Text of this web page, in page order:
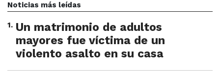
Noticias más leídas
1. Un matrimonio de adultos
mayores fue víctima de un
violento asalto en su casa